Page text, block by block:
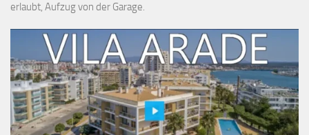
erlaubt, Aufzug von der Garage.